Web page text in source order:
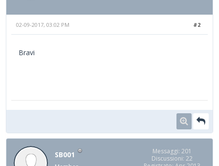
#2
02-09-2017, 03:02 PM
Bravi
SB001
Messaggi: 201
Discussioni: 22